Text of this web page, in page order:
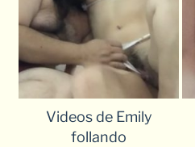
Videos de Emily
follando